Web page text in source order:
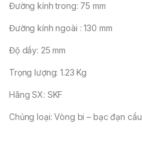
Đường kính trong: 75 mm
Đường kính ngoài : 130 mm
Độ dầy: 25 mm
Trọng lượng: 1.23 Kg
Hãng SX: SKF
Chủng loại: Vòng bi – bạc đạn cầu